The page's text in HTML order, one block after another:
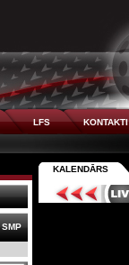
LFS
KONTAKTI
SMP
KALENDĀRS